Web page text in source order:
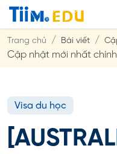
Trang chủ Bài viết
Cập nhật mới nhất
Visa du học